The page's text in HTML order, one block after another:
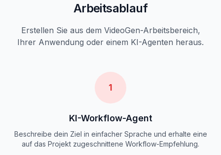
Arbeitsablauf
Erstellen Sie aus dem VideoGen-Arbeitsbereich,
Ihrer Anwendung oder einem KI-Agenten heraus.
1
KI-Workflow-Agent
Beschreibe dein Ziel in einfacher Sprache und erhalte eine
auf das Projekt zugeschnittene Workflow-Empfehlung.